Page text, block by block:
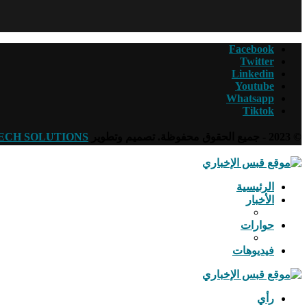
Facebook
Twitter
Linkedin
Youtube
Whatsapp
Tiktok
SOLUTIONS
الرئيسية
الأخبار
حوارات
فيديوهات
رأي